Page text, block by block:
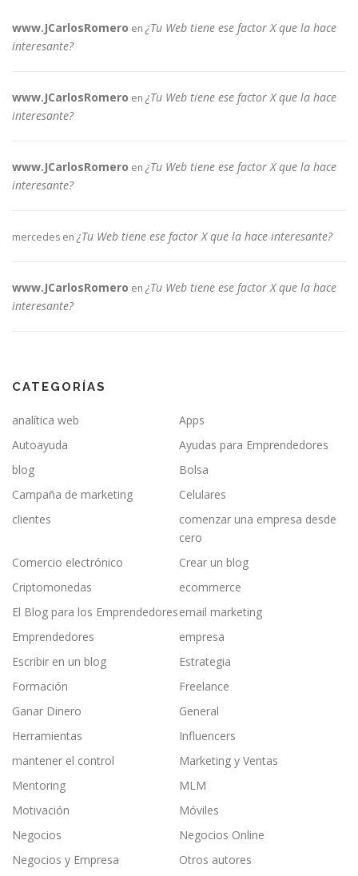
www.JCarlosRomero en ¿Tu Web tiene ese factor X que la hace
interesante?
www.JCarlosRomero en ¿Tu Web tiene ese factor X que la hace
interesante?
www.JCarlosRomero en ¿Tu Web tiene ese factor X que la hace
interesante?
mercedes en ¿Tu Web tiene ese factor X que la hace interesante?
www.JCarlosRomero en ¿Tu Web tiene ese factor X que la hace
interesante?
CATEGORÍAS
analítica web
Apps
Autoayuda
Ayudas para Emprendedores
blog
Bolsa
Campaña de marketing
Celulares
clientes
comenzar una empresa desde
cero
Comercio electrónico
Crear un blog
Criptomonedas
ecommerce
El Blog para los Emprendedoresemail marketing
Emprendedores
empresa
Escribir en un blog
Estrategia
Formación
Freelance
Ganar Dinero
General
Herramientas
Influencers
mantener el control
Marketing y Ventas
Mentoring
MLM
Motivación
Móviles
Negocios
Negocios Online
Negocios y Empresa
Otros autores